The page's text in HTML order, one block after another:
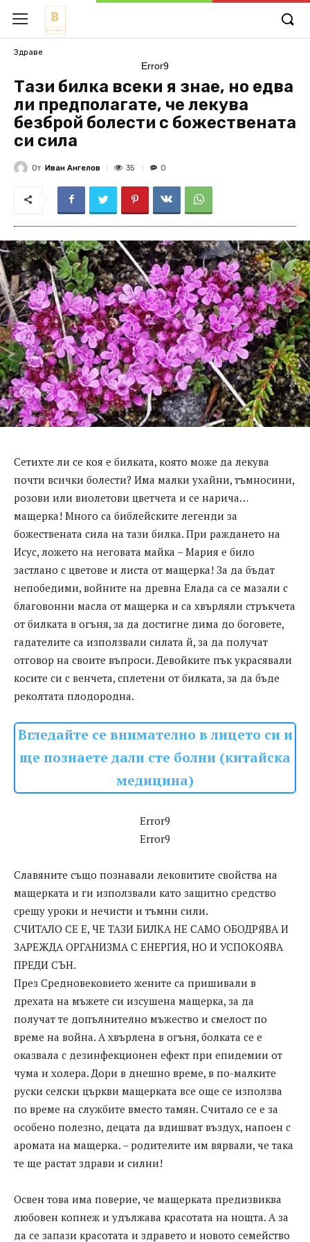
Здраве
Error9
Тази билка всеки я знае, но едва
ли предполагате, че лекува
безброй болести с божествената
си сила
От Иван Ангелов 35 0
Сетихте ли се коя е билката, която може да лекува
почти всички болести? Има малки ухайни, тъмносини,
розови или виолетови цветчета и се нарича…
мащерка! Много са библейските легенди за
божествената сила на тази билка. При раждането на
Исус, ложето на неговата майка – Мария е било
застлано с цветове и листа от мащерка! За да бъдат
непобедими, войните на древна Елада са се мазали с
благовонни масла от мащерка и са хвърляли стръкчета
от билката в огъня, за да достигне дима до боговете,
гадателите са използвали силата й, за да получат
отговор на своите въпроси. Девойките пък украсявали
косите си с венчета, сплетени от билката, за да бъде
реколтата плодородна.
Вгледайте се внимателно в лицето си и
ще познаете дали сте болни (китайска
медицина)
Error9
Error9
Славяните също познавали лековитите свойства на
мащерката и ги използвали като защитно средство
срещу уроки и нечисти и тъмни сили.
СЧИТАЛО СЕ Е, ЧЕ ТАЗИ БИЛКА НЕ САМО ОБОДРЯВА И
ЗАРЕЖДА ОРГАНИЗМА С ЕНЕРГИЯ, НО И УСПОКОЯВА
ПРЕДИ СЪН.
През Средновековието жените са пришивали в
дрехата на мъжете си изсушена мащерка, за да
получат те допълнително мъжество и смелост по
време на война. А хвърлена в огъня, болката се е
оказвала с дезинфекционен ефект при епидемии от
чума и холера. Дори в днешно време, в по-малките
руски селски църкви мащерката все още се използва
по време на службите вместо тамян. Считало се е за
особено полезно, децата да вдишват въздух, напоен с
аромата на мащерка. – родителите им вярвали, че така
те ще растат здрави и силни!
Освен това има поверие, че мащерката предизвиква
любовен копнеж и удължава красотата на нощта. А за
да се запази красотата и здравето и новото семейство